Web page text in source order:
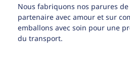
Nous fabriquons nos parures
partenaire avec amour et sur
emballons avec soin pour une
du transport.